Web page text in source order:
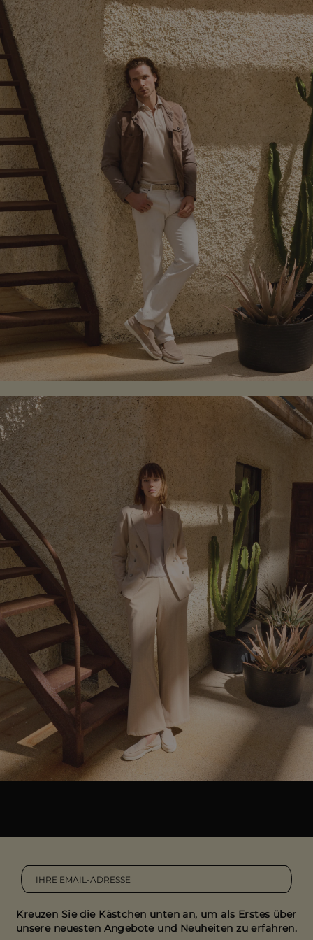
High Comfort
Medium Comfort
Basic Comfort
C F
+5 /+16
+1
+5
+16
+19
Kreuzen Sie die Kästchen unten an, um als Erstes über
unsere neuesten Angebote und Neuheiten zu erfahren.